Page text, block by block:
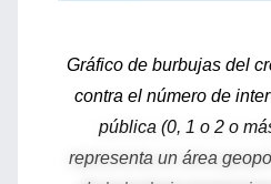
Gráfico de burbujas del
contra el número de
pública (0, 1 o 2 o
representa un área